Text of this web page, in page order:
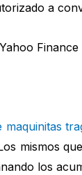
a
Finance
maquinitas
mismos
los